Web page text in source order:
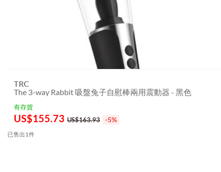
TRC
The 3-way Rabbit 吸盤兔子自慰棒兩用震動器 - 黑色
有存貨
US$155.73 US$163.93 -5%
已售出1件